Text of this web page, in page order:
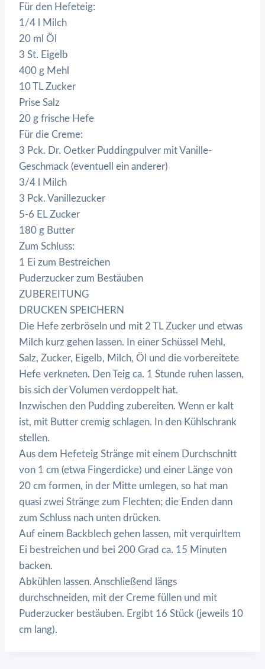
Für den Hefeteig:
1/4 l Milch
20 ml Öl
3 St. Eigelb
400 g Mehl
10 TL Zucker
Prise Salz
20 g frische Hefe
Für die Creme:
3 Pck. Dr. Oetker Puddingpulver mit Vanille-
Geschmack (eventuell ein anderer)
3/4 l Milch
3 Pck. Vanillezucker
5-6 EL Zucker
180 g Butter
Zum Schluss:
1 Ei zum Bestreichen
Puderzucker zum Bestäuben
ZUBEREITUNG
DRUCKEN SPEICHERN
Die Hefe zerbröseln und mit 2 TL Zucker und etwas
Milch kurz gehen lassen. In einer Schüssel Mehl,
Salz, Zucker, Eigelb, Milch, Öl und die vorbereitete
Hefe verkneten. Den Teig ca. 1 Stunde ruhen lassen,
bis sich der Volumen verdoppelt hat.
Inzwischen den Pudding zubereiten. Wenn er kalt
ist, mit Butter cremig schlagen. In den Kühlschrank
stellen.
Aus dem Hefeteig Stränge mit einem Durchschnitt
von 1 cm (etwa Fingerdicke) und einer Länge von
20 cm formen, in der Mitte umlegen, so hat man
quasi zwei Stränge zum Flechten; die Enden dann
zum Schluss nach unten drücken.
Auf einem Backblech gehen lassen, mit verquirltem
Ei bestreichen und bei 200 Grad ca. 15 Minuten
backen.
Abkühlen lassen. Anschließend längs
durchschneiden, mit der Creme füllen und mit
Puderzucker bestäuben. Ergibt 16 Stück (jeweils 10
cm lang).